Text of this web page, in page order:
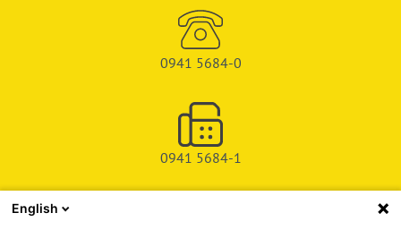
0941 5684-0
0941 5684-1
SHOP
English